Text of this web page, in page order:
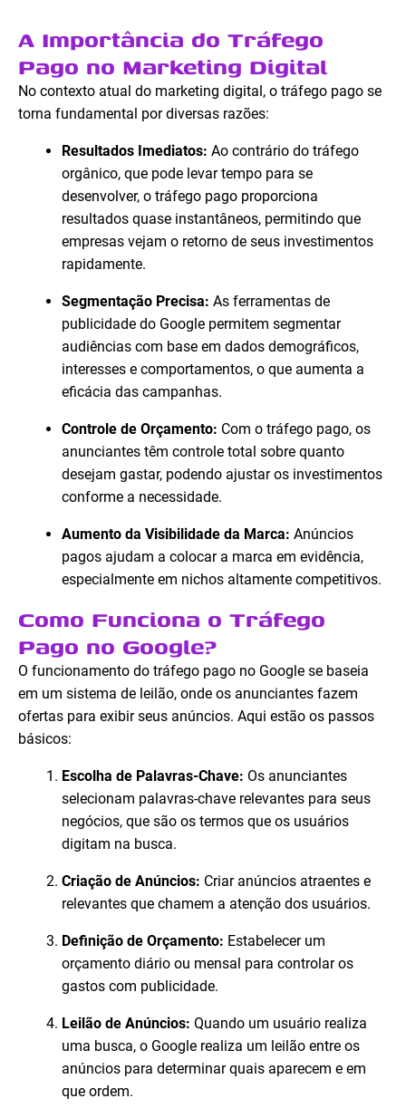
A Importância do Tráfego
Pago no Marketing Digital
No contexto atual do marketing digital, o tráfego pago se
torna fundamental por diversas razões:
Resultados Imediatos: Ao contrário do tráfego
orgânico, que pode levar tempo para se
desenvolver, o tráfego pago proporciona
resultados quase instantâneos, permitindo que
empresas vejam o retorno de seus investimentos
rapidamente.
Segmentação Precisa: As ferramentas de
publicidade do Google permitem segmentar
audiências com base em dados demográficos,
interesses e comportamentos, o que aumenta a
eficácia das campanhas.
Controle de Orçamento: Com o tráfego pago, os
anunciantes têm controle total sobre quanto
desejam gastar, podendo ajustar os investimentos
conforme a necessidade.
Aumento da Visibilidade da Marca: Anúncios
pagos ajudam a colocar a marca em evidência,
especialmente em nichos altamente competitivos.
Como Funciona o Tráfego
Pago no Google?
O funcionamento do tráfego pago no Google se baseia
em um sistema de leilão, onde os anunciantes fazem
ofertas para exibir seus anúncios. Aqui estão os passos
básicos:
Escolha de Palavras-Chave: Os anunciantes
selecionam palavras-chave relevantes para seus
negócios, que são os termos que os usuários
digitam na busca.
Criação de Anúncios: Criar anúncios atraentes e
relevantes que chamem a atenção dos usuários.
Definição de Orçamento: Estabelecer um
orçamento diário ou mensal para controlar os
gastos com publicidade.
Leilão de Anúncios: Quando um usuário realiza
uma busca, o Google realiza um leilão entre os
anúncios para determinar quais aparecem e em
que ordem.